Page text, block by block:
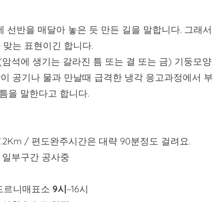
선반을 매달아 놓은 듯 만든 길을 말합니다. 그래서
는 표현이긴 합니다.
석에 생기는 갈라진 틈 또는 결 또는 금) 기둥모양
공기나 물과 만날때 급격한 냉각 응고과정에서 부
을 말한다고 합니다.
/ 편도완주시간은 대략 90분정도 걸려요.
일부구간 공사중
르니매표소 9시~16시